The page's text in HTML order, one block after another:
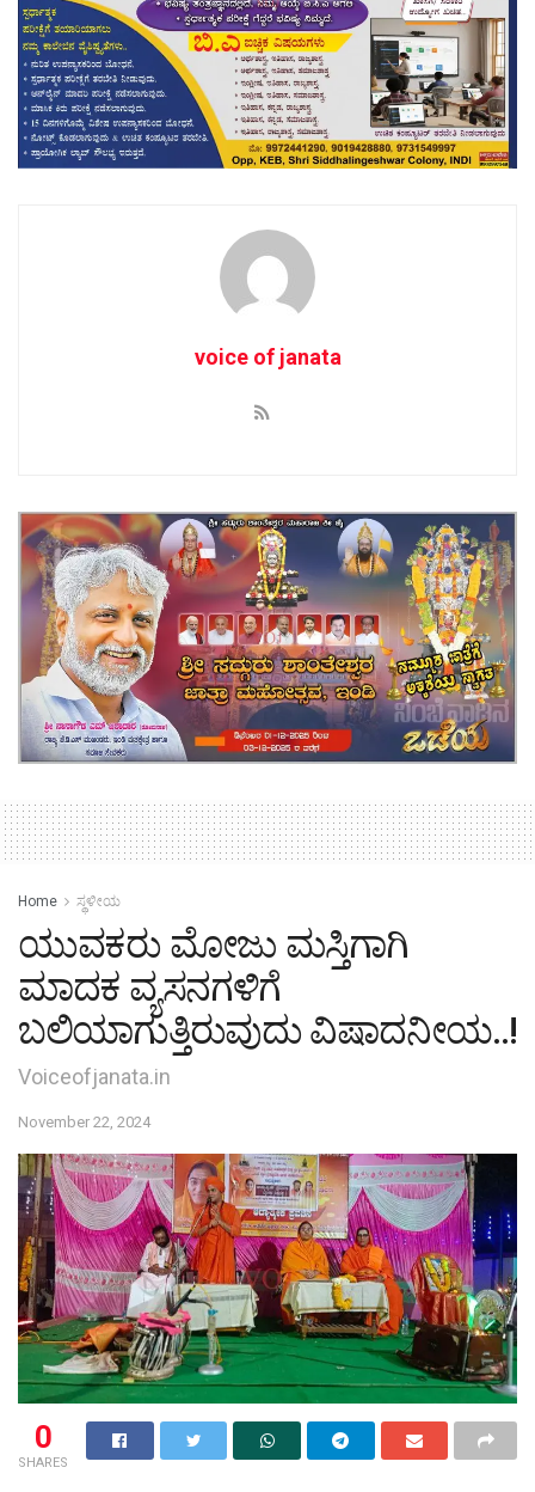
voice of janata
Home ಸ್ಥಳೀಯ
ಯುವಕರು ಮೋಜು ಮಸ್ತಿಗಾಗಿ
ಮಾದಕ ವ್ಯಸನಗಳಿಗೆ
ಬಲಿಯಾಗುತ್ತಿರುವುದು ವಿಷಾದನೀಯ..!
Voiceofjanata.in
November 22, 2024
0
SHARES